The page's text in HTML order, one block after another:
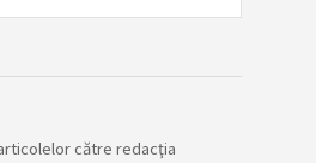
către redacţia